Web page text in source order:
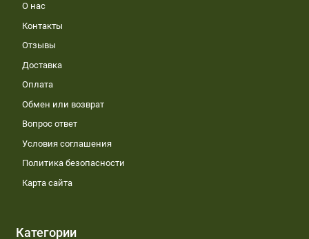
О нас
Контакты
Отзывы
Доставка
Оплата
Обмен или возврат
Вопрос ответ
Условия соглашения
Политика безопасности
Карта сайта
Категории